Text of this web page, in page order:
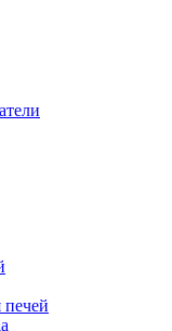
печей